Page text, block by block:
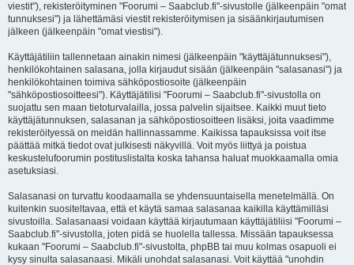
viestit"), rekisteröityminen "Foorumi – Saabclub.fi"-sivustolle (jälkeenpäin "omat
tunnuksesi") ja lähettämäsi viestit rekisteröitymisen ja sisäänkirjautumisen
jälkeen (jälkeenpäin "omat viestisi").
Käyttäjätiliin tallennetaan ainakin nimesi (jälkeenpäin "käyttäjätunnuksesi"),
henkilökohtainen salasana, jolla kirjaudut sisään (jälkeenpäin "salasanasi") ja
henkilökohtainen toimiva sähköpostiosoite (jälkeenpäin
"sähköpostiosoitteesi"). Käyttäjätilisi "Foorumi – Saabclub.fi"-sivustolla on
suojattu sen maan tietoturvalailla, jossa palvelin sijaitsee. Kaikki muut tieto
käyttäjätunnuksen, salasanan ja sähköpostiosoitteen lisäksi, joita vaadimme
rekisteröityessä on meidän hallinnassamme. Kaikissa tapauksissa voit itse
päättää mitkä tiedot ovat julkisesti näkyvillä. Voit myös liittyä ja poistua
keskustelufoorumin postituslistalta koska tahansa haluat muokkaamalla omia
asetuksiasi.
Salasanasi on turvattu koodaamalla se yhdensuuntaisella menetelmällä. On
kuitenkin suositeltavaa, että et käytä samaa salasanaa kaikilla käyttämilläsi
sivustoilla. Salasanaasi voidaan käyttää kirjautumaan käyttäjätiliisi "Foorumi –
Saabclub.fi"-sivustolla, joten pidä se huolella tallessa. Missään tapauksessa
kukaan "Foorumi – Saabclub.fi"-sivustolta, phpBB tai muu kolmas osapuoli ei
kysy sinulta salasanaasi. Mikäli unohdat salasanasi. Voit käyttää "unohdin